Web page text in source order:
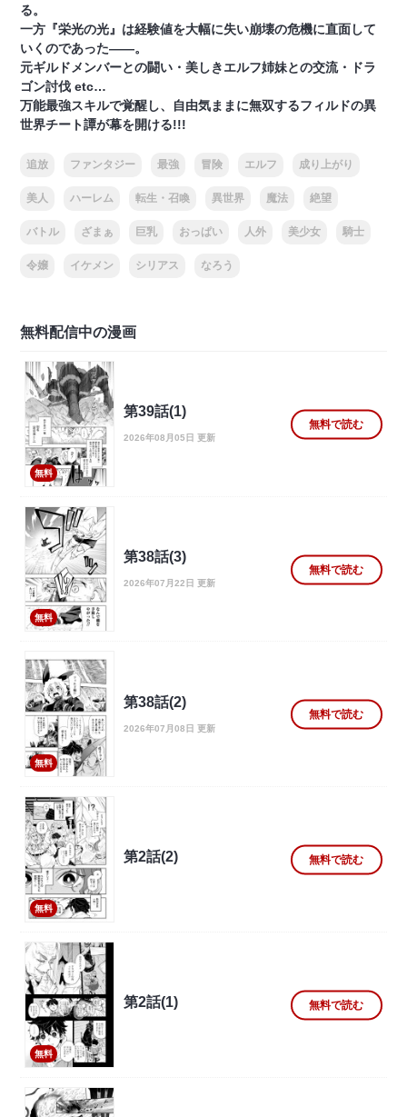
る。
一方『栄光の光』は経験値を大幅に失い崩壊の危機に直面して
いくのであった――。
元ギルドメンバーとの闘い・美しきエルフ姉妹との交流・ドラ
ゴン討伐 etc…
万能最強スキルで覚醒し、自由気ままに無双するフィルドの異
世界チート譚が幕を開ける!!!
追放 ファンタジー 最強 冒険 エルフ 成り上がり
美人 ハーレム 転生・召喚 異世界 魔法 絶望
バトル ざまぁ 巨乳 おっぱい 人外 美少女 騎士
令嬢 イケメン シリアス なろう
無料配信中の漫画
無料
第39話(1)
2026年08月05日 更新
無料で読む
無料
第38話(3)
2026年07月22日 更新
無料で読む
無料
第38話(2)
2026年07月08日 更新
無料で読む
無料
第2話(2) 無料で読む
無料
第2話(1) 無料で読む